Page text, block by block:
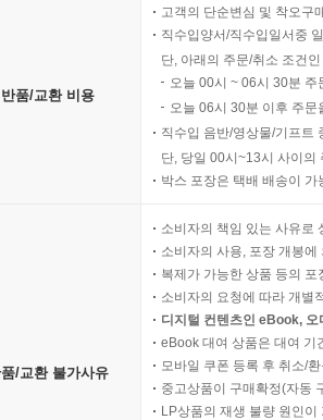
반품/교환 비용
고객의 단순변심 및 착오구
직수입양서/직수입일서중
단, 아래의 주문/취소 조건
오늘 00시 ~ 06시 30분
오늘 06시 30분 이후 주
직수입 음반/영상물/기프트
단, 당일 00시~13시 사이의
박스 포장은 택배 배송이
/교환 불가사유
소비자의 책임 있는 사유로
소비자의 사용, 포장 개봉
복제가 가능한 상품 등의
소비자의 요청에 따라 개별
디지털 컨텐츠인 eBook,
eBook 대여 상품은 대여 기
모바일 쿠폰 등록 후 취소/
중고상품이 구매확정(자동
LP상품의 재생 불량 원인